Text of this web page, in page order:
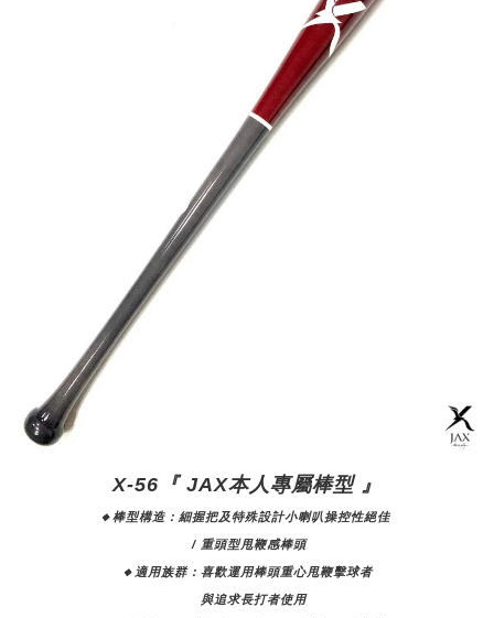
X-56『 JAX本人專屬棒型 』
🔸棒型構造：細握把及特殊設計小喇叭操控性絕佳
/ 重頭型甩鞭感棒頭
🔸適用族群： 喜歡運用棒頭重心甩鞭擊球者
與追求長打者使用